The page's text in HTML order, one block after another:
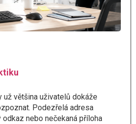
už většina uživatelů dokáže
Podezřelá adresa
nebo nečekaná příloha